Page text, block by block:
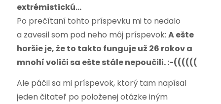
extrémistickú…
Po prečítaní tohto príspevku mi to nedalo
a zavesil som pod neho môj príspevok: A ešte
horšie je, že to takto funguje už 26 rokov a
mnohí voliči sa ešte stále nepoučili. :-((((((
Ale páčil sa mi príspevok, ktorý tam napísal
jeden čitateľ po položenej otázke iným